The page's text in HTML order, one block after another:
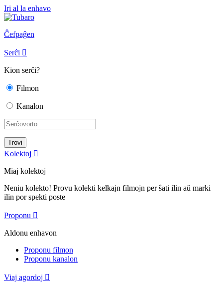
Iri al la enhavo
Ĉefpaĝen
Serĉi 
Kion serĉi?
Filmon
Kanalon
Kolektoj 
Miaj kolektoj
Neniu kolekto! Provu kolekti kelkajn filmojn per ŝati ilin aŭ marki
ilin por spekti poste
Proponu 
Aldonu enhavon
Proponu filmon
Proponu kanalon
Viaj agordoj 